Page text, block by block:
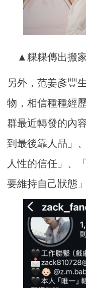
▲粿粿傳出搬
另外，范姜彥豐
物，相信種種經
群最近轉發的內
到最後靠人品」
人性的信任」、
要維持自己狀態